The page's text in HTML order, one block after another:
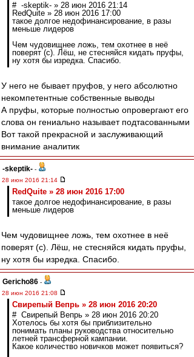
# -skeptik- » 28 июн 2016 21:14
RedQuite » 28 июн 2016 17:00
такое долгое недофинансирование, в разы
меньше лидеров
Чем чудовищнее ложь, тем охотнее в неё
поверят (с). Лёш, не стесняйся кидать пруфы,
ну хотя бы изредка. Спасибо.
У него не бывает пруфов, у него абсолютно
некомпетентные собственные выводы
А пруфы, которые полностью опровергают его
слова он гениально называет подтасованными
Вот такой прекрасной и заслуживающий
внимание аналитик
-skeptik- -
28 июн 2016 21:14
RedQuite » 28 июн 2016 17:00
такое долгое недофинансирование, в разы
меньше лидеров
Чем чудовищнее ложь, тем охотнее в неё
поверят (с). Лёш, не стесняйся кидать пруфы,
ну хотя бы изредка. Спасибо.
Gericho86 -
28 июн 2016 21:08
Свирепый Вепрь » 28 июн 2016 20:20
# Свирепый Вепрь » 28 июн 2016 20:20
Хотелось бы хотя бы приблизительно
понимать планы руководства относительно
летней трансферной кампании.
Какое количество новичков может появиться?